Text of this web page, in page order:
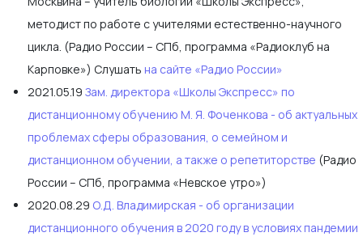
методист по работе с учителями естественно-научного
цикла. (Радио России – СПб, программа «Радиоклуб на
Карповке») Слушать на сайте «Радио России»
2021.05.19 Зам. директора «Школы Экспресс» по
дистанционному обучению М. Я. Фоченкова - об актуальных
проблемах сферы образования, о семейном и
дистанционном обучении, а также о репетиторстве (Радио
России – СПб, программа «Невское утро»)
2020.08.29 О.Д. Владимирская - об организации
дистанционного обучения в 2020 году в условиях пандемии